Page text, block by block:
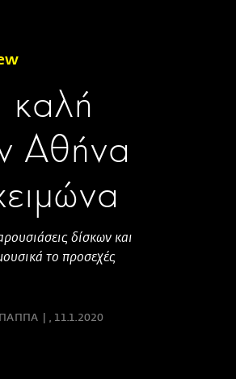
καλή
Αθήνα
δίσκων και
το προσεχές
ΠΑΠΠΑ 11.1.2020